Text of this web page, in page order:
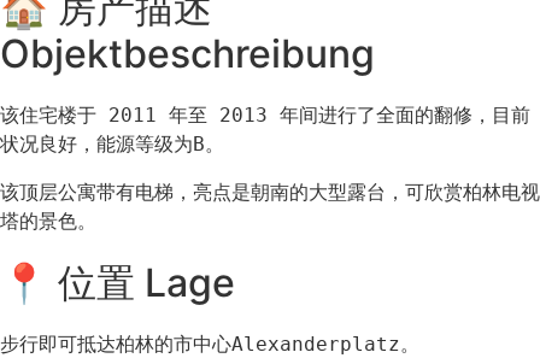
Objektbeschreibung
该住宅楼于 2011 年至 2013 年间进行了全面的翻修，目前
状况良好，能源等级为B。
该顶层公寓带有电梯，亮点是朝南的大型露台，可欣赏柏林电视
塔的景色。
📍 位置 Lage
步行即可抵达柏林的市中心Alexanderplatz。